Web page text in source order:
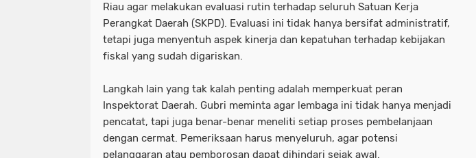
Riau agar melakukan evaluasi rutin terhadap seluruh Satuan Kerja
Perangkat Daerah (SKPD). Evaluasi ini tidak hanya bersifat administratif,
tetapi juga menyentuh aspek kinerja dan kepatuhan terhadap kebijakan
fiskal yang sudah digariskan.
Langkah lain yang tak kalah penting adalah memperkuat peran
Inspektorat Daerah. Gubri meminta agar lembaga ini tidak hanya menjadi
pencatat, tapi juga benar-benar meneliti setiap proses pembelanjaan
dengan cermat. Pemeriksaan harus menyeluruh, agar potensi
pelanggaran atau pemborosan dapat dihindari sejak awal.